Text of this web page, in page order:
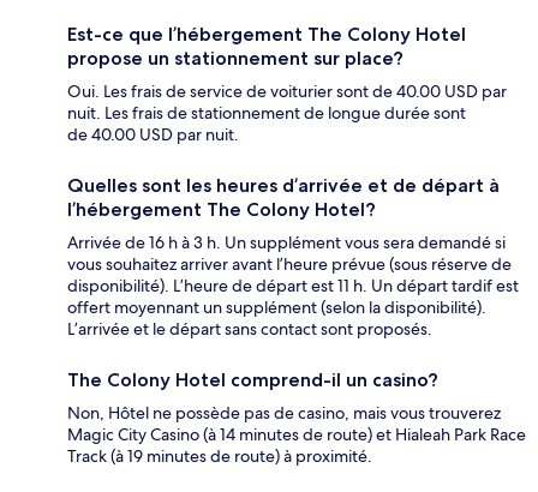
Est-ce que l’hébergement The Colony Hotel
propose un stationnement sur place?
Oui. Les frais de service de voiturier sont de 40.00 USD par
nuit. Les frais de stationnement de longue durée sont
de 40.00 USD par nuit.
Quelles sont les heures d’arrivée et de départ à
l’hébergement The Colony Hotel?
Arrivée de 16 h à 3 h. Un supplément vous sera demandé si
vous souhaitez arriver avant l’heure prévue (sous réserve de
disponibilité). L’heure de départ est 11 h. Un départ tardif est
offert moyennant un supplément (selon la disponibilité).
L’arrivée et le départ sans contact sont proposés.
The Colony Hotel comprend-il un casino?
Non, Hôtel ne possède pas de casino, mais vous trouverez
Magic City Casino (à 14 minutes de route) et Hialeah Park Race
Track (à 19 minutes de route) à proximité.